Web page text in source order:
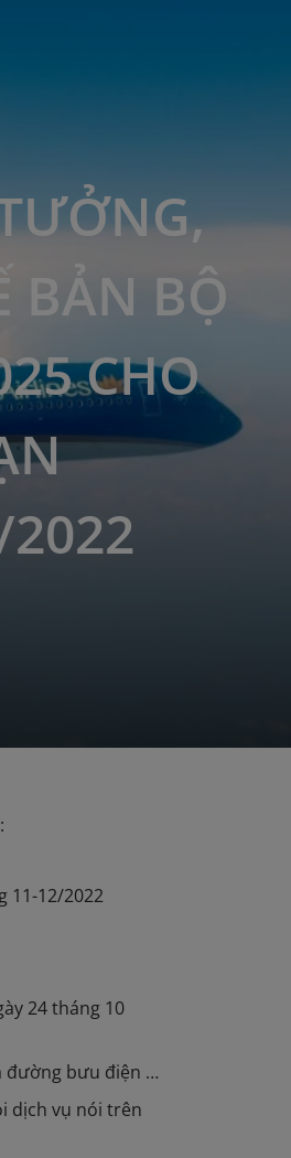
BẢN BỘ
CHO
11-12/2022
24 tháng 10
đường bưu điện …
dịch vụ nói trên